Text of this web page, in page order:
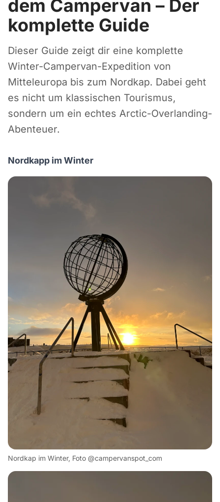
dem Campervan – Der
komplette Guide
Dieser Guide zeigt dir eine komplette
Winter-Campervan-Expedition von
Mitteleuropa bis zum Nordkap. Dabei geht
es nicht um klassischen Tourismus,
sondern um ein echtes Arctic-Overlanding-
Abenteuer.
Nordkapp im Winter
Nordkap im Winter, Foto @campervanspot_com